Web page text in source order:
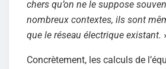
chers qu’on ne le suppose
nombreux contextes, ils sont
que le réseau électrique existant.
Concrètement, les calculs de